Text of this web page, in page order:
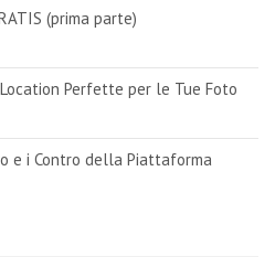
(prima parte)
Perfette per le Tue Foto
e i Contro della Piattaforma